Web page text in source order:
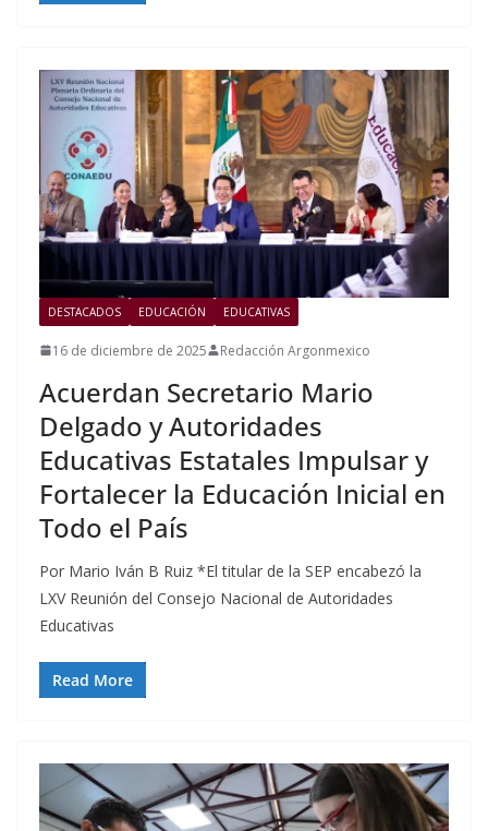
DESTACADOS EDUCACIÓN EDUCATIVAS
16 de diciembre de 2025 Redacción Argonmexico
Acuerdan Secretario Mario
Delgado y Autoridades
Educativas Estatales Impulsar y
Fortalecer la Educación Inicial en
Todo el País
Por Mario Iván B Ruiz *El titular de la SEP encabezó la
LXV Reunión del Consejo Nacional de Autoridades
Educativas
Read More